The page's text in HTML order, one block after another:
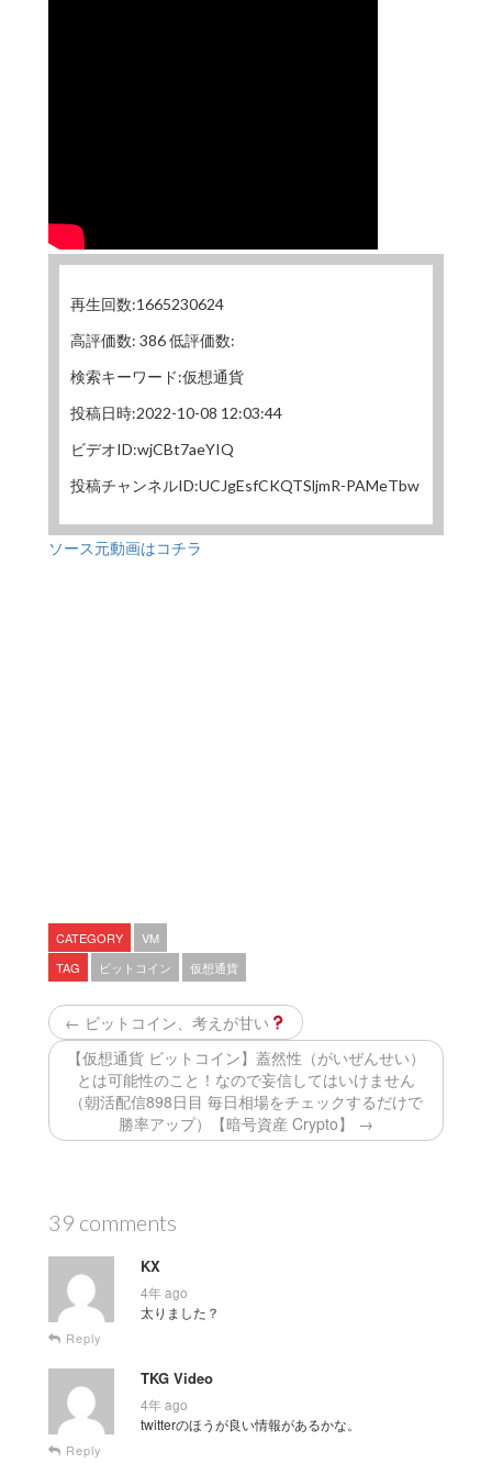
再生回数:1665230624
高評価数: 386 低評価数:
検索キーワード:仮想通貨
投稿日時:2022-10-08 12:03:44
ビデオID:wjCBt7aeYIQ
投稿チャンネルID:UCJgEsfCKQTSljmR-PAMeTbw
ソース元動画はコチラ
CATEGORY
VM
TAG
ビットコイン 仮想通貨
← ビットコイン、考えが甘い
【仮想通貨 ビットコイン】蓋然性（がいぜんせい）
とは可能性のこと！なので妄信してはいけません
（朝活配信898日目 毎日相場をチェックするだけで
勝率アップ）【暗号資産 Crypto】 →
39 comments
KX
4年 ago
太りました？
Reply
TKG Video
4年 ago
twitterのほうが良い情報があるかな。
Reply